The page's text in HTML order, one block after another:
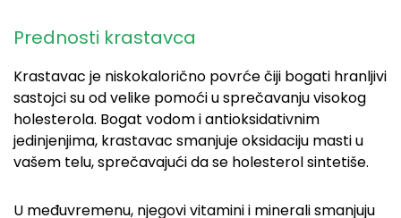
Prednosti krastavca
Krastavac je niskokalorično povrće čiji bogati hranljivi
sastojci su od velike pomoći u sprečavanju visokog
holesterola. Bogat vodom i antioksidativnim
jedinjenjima, krastavac smanjuje oksidaciju masti u
vašem telu, sprečavajući da se holesterol sintetiše.
U međuvremenu, njegovi vitamini i minerali smanjuju